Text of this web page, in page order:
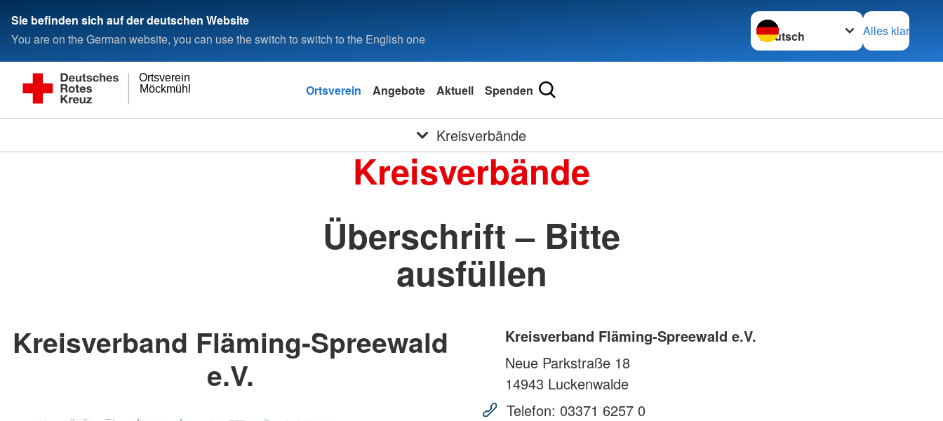
Sie befinden sich auf der deutschen Website
You are on the German website, you can use the switch to switch to the English one
Sprache wechseln zu
Alles klar
Möckmühl
Ortsverein
Ortsverein Angebote Aktuell Spenden
Kreisverbände
Kreisverbände
Überschrift – Bitte
ausfüllen
Kreisverband Fläming-Spreewald
e.V.
Kreisverband Fläming-Spreewald e.V.
Neue Parkstraße 18
14943 Luckenwalde
Telefon: 03371 6257 0